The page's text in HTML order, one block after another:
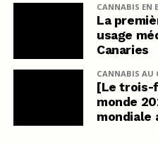
CANNABIS EN
La
usage
Canaries
CANNABIS AU
[Le trois-
monde
mondiale